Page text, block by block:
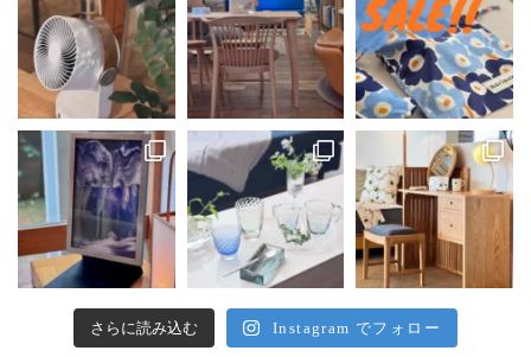
さらに読み込む Instagram でフォロー